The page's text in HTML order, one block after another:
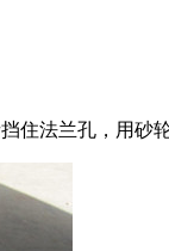
法兰孔，用砂轮